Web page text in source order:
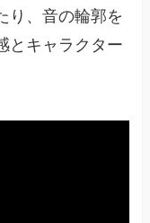
り、音の輪郭を
とキャラクター